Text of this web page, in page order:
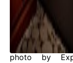
photo by